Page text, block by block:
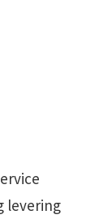
levering